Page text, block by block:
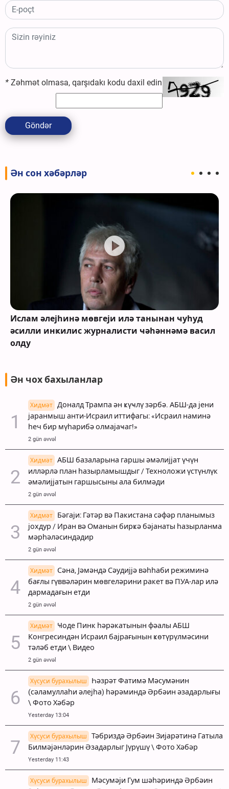
* Zəhmət olmasa, qarşıdakı kodu daxil edin
Göndər
Ән сон хәбәрләр
Ислам әлејһинә мөвгеји илә танынан ҹуһуд
әсилли инҝилис журналисти ҹәһәннәмә васил
олду
Ән чох бахыланлар
Хидмәт
Доналд Трампа ән ҝүҹлү зәрбә. АБШ-да јени
јаранмыш анти-Исраил иттифагы: «Исраил наминә
һеч бир мүһарибә олмајаҹаг!»
2 gün əvvəl
Хидмәт
АБШ базаларына гаршы әмәлијјат үчүн
илләрлә план һазырламышдыг / Техноложи үстүнлүк
әмәлијјатын гаршысыны ала билмәди
2 gün əvvəl
Хидмәт
Бәгаји: Гәтәр вә Пакистана сәфәр планымыз
јохдур / Иран вә Оманын бирҝә бәјанаты һазырланма
мәрһәләсиндәдир
2 gün əvvəl
Хидмәт
Сәна, Јәмәндә Сәудијјә вәһһаби режиминә
бағлы гүввәләрин мөвгеләрини ракет вә ПУА-лар илә
дармадағын етди
2 gün əvvəl
Хидмәт
Ҹоде Пинк һәрәкатынын фәалы АБШ
Конгресиндән Исраил бајрағынын ҝөтүрүлмәсини
тәләб етди \ Видео
2 gün əvvəl
Хүсуси бурахылыш
Һәзрәт Фатимә Мәсумәнин
(сәламуллаһи әлејһа) һәрәминдә Әрбәин әзадарлығы
\ Фото Хәбәр
Yesterday 13:04
Хүсуси бурахылыш
Тәбриздә Әрбәин Зијарәтинә Гатыла
Билмәјәнләрин Әзадарлыг Јүрүшү \ Фото Хәбәр
Yesterday 11:43
Хүсуси бурахылыш
Мәсумәји Гум шәһәриндә Әрбәин